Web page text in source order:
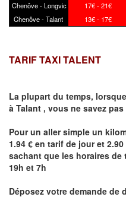
Chenôve - Longvic 17€ - 21€
Chenôve - Talant
13€ - 17€
TARIF TAXI TALENT
La plupart du temps,
à Talant , vous ne savez
Pour un aller simple un
1.94 € en tarif de jour et
sachant que les horaires
19h et 7h
Déposez votre demande de